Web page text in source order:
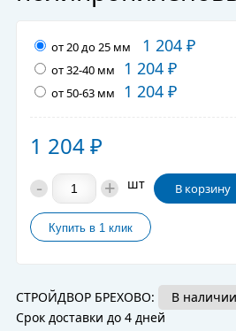
от 20 до 25 мм 1 204 ₽
от 32-40 мм 1 204 ₽
от 50-63 мм 1 204 ₽
1 204₽
- + шт В корзину
СТРОЙДВОР БРЕХОВО:
В
Срок доставки до 4 дней